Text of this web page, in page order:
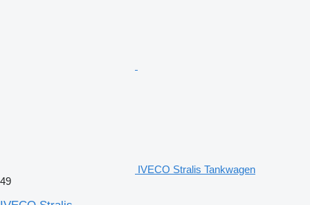
IVECO Stralis Tankwagen
49